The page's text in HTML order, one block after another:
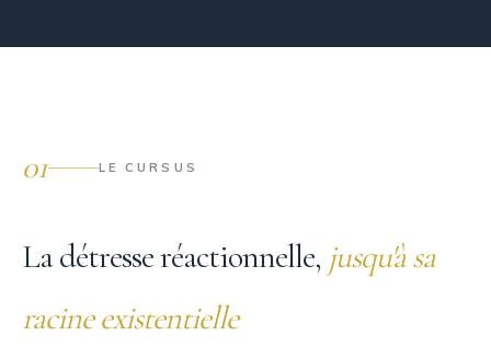
01 LE CURSUS
La détresse réactionnelle, jusqu'à sa
racine existentielle